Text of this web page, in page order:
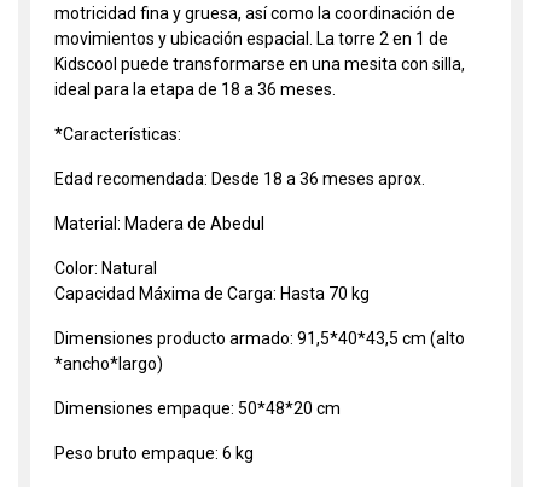
motricidad fina y gruesa, así como la coordinación de
movimientos y ubicación espacial. La torre 2 en 1 de
Kidscool puede transformarse en una mesita con silla,
ideal para la etapa de 18 a 36 meses.
*Características:
Edad recomendada: Desde 18 a 36 meses aprox.
Material: Madera de Abedul
Color: Natural
Capacidad Máxima de Carga: Hasta 70 kg
Dimensiones producto armado: 91,5*40*43,5 cm (alto
*ancho*largo)
Dimensiones empaque: 50*48*20 cm
Peso bruto empaque: 6 kg